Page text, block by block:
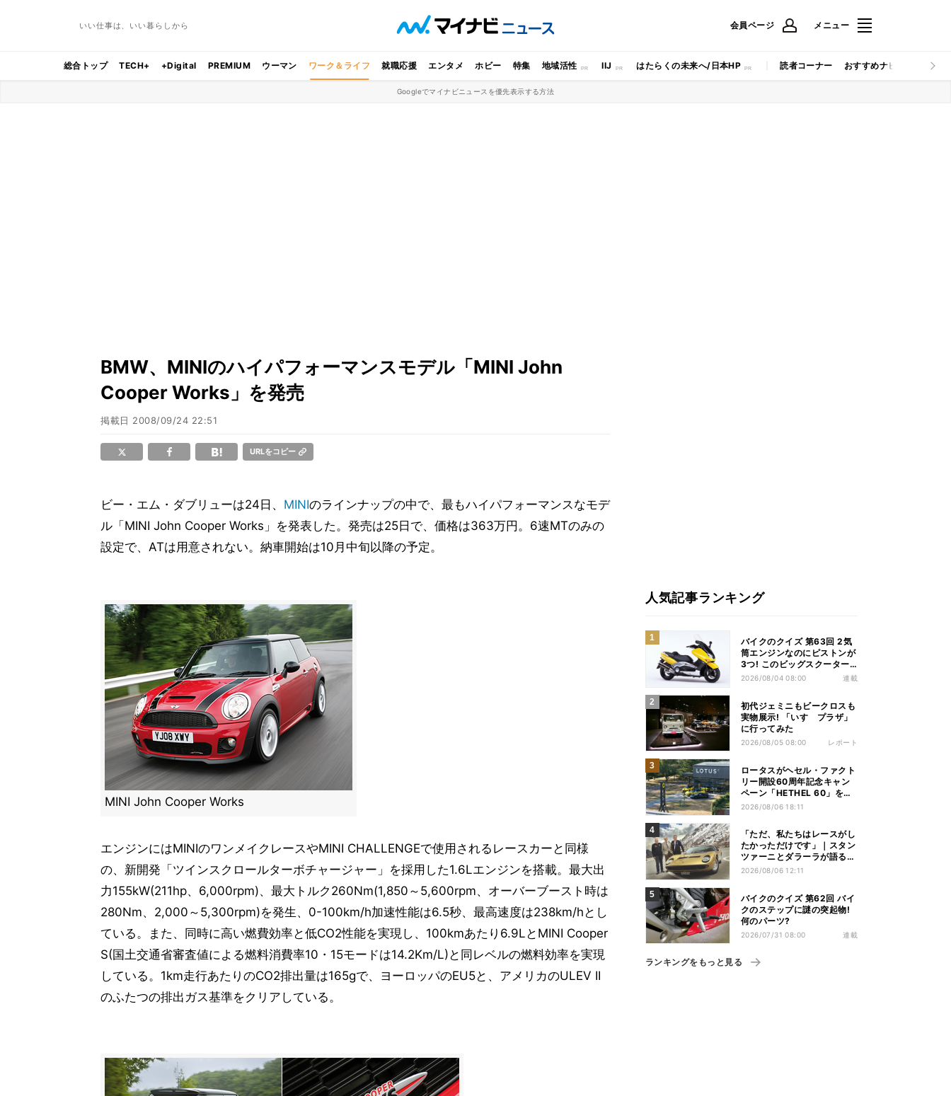
いい仕事は、いい暮らしから 会員ページ メニュー
総合トップ TECH+ +Digital PREMIUM ウーマン ワーク＆ライフ 就職応援 エンタメ ホビー 特集 地域活性 IIJ はたらくの未来へ/日本HP 読者コーナー おすすめナビ マイナビ
Googleでマイナビニュースを優先表示する方法
BMW、MINIのハイパフォーマンスモデル「MINI John
Cooper Works」を発売
掲載日 2008/09/24 22:51
URLをコピー
ビー・エム・ダブリューは24日、 MINIのラインナップの中で、最もハイパフォーマンスなモデ
ル「MINI John Cooper Works」を発表した。発売は25日で、価格は363万円。6速MTのみの
設定で、ATは用意されない。納車開始は10月中旬以降の予定。
MINI John Cooper Works
エンジンにはMINIのワンメイクレースやMINI CHALLENGEで使用されるレースカーと同様
の、新開発「ツインスクロールターボチャージャー」を採用した1.6Lエンジンを搭載。最大出
力155kW(211hp、6,000rpm)、最大トルク260Nm(1,850～5,600rpm、オーバーブースト時は
280Nm、2,000～5,300rpm)を発生、0-100km/h加速性能は6.5秒、最高速度は238km/hとし
ている。また、同時に高い燃費効率と低CO2性能を実現し、100kmあたり6.9LとMINI Cooper
S(国土交通省審査値による燃料消費率10・15モードは14.2Km/L)と同レベルの燃料効率を実現
している。1km走行あたりのCO2排出量は165gで、ヨーロッパのEU5と、アメリカのULEV II
のふたつの排出ガス基準をクリアしている。
人気記事ランキング
バイクのクイズ 第63回 2気
筒エンジンなのにピストンが
3つ! このビッグスクーター
の名前は?
2026/08/04 08:00 連載
初代ジェミニもビークロスも
実物展示! 「いすゞプラザ」
に行ってみた
2026/08/05 08:00 レポート
ロータスがヘセル・ファクト
リー開設60周年記念キャン
ペーン「HETHEL 60」を実
施
2026/08/06 18:11
「ただ、私たちはレースがし
たかっただけです」｜スタン
ツァーニとダラーラが語る、
ミウラ誕生のとき【前編】
2026/08/06 12:11
バイクのクイズ 第62回 バイ
クのステップに謎の突起物!
何のパーツ?
2026/07/31 08:00 連載
ランキングをもっと見る